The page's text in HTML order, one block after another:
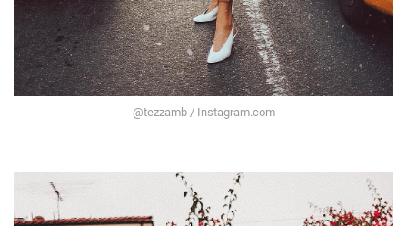
@tezzamb / Instagram.com